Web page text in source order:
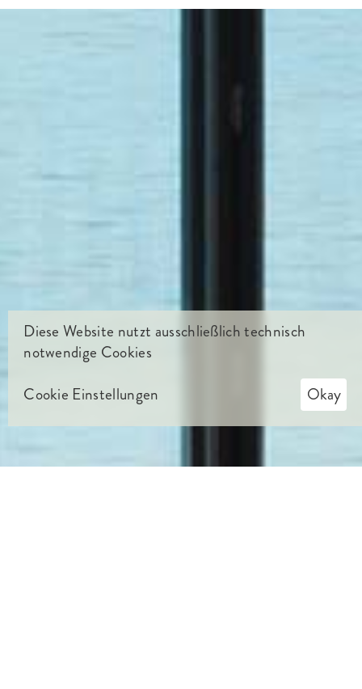
Diese Website nutzt ausschließlich technisch
notwendige Cookies
Cookie Einstellungen
Okay